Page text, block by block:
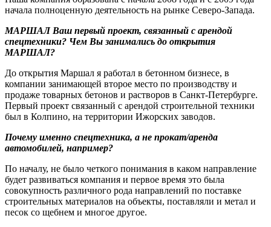
начала полноценную деятельность на рынке Северо-Запада.
МАРШАЛ Ваш первый проект, связанный с арендой
спецтехники? Чем Вы занимались до открытия
МАРШАЛ?
До открытия Маршал я работал в бетонном бизнесе, в
компании занимающей второе место по производству и
продаже товарных бетонов и растворов в Санкт-Петербурге.
Первый проект связанный с арендой строительной техники
был в Колпино, на территории Ижорских заводов.
Почему именно спецтехника, а не прокат/аренда
автомобилей, например?
По началу, не было четкого понимания в каком направление
будет развиваться компания и первое время это была
совокупность различного рода направлений по поставке
строительных материалов на объекты, поставляли и метал и
песок со щебнем и многое другое.